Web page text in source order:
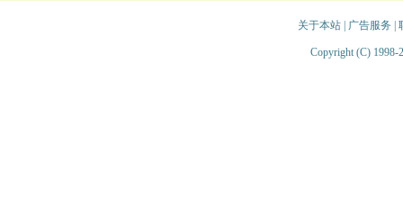
关于本站| 广告服务
Copyright (C) 1998-